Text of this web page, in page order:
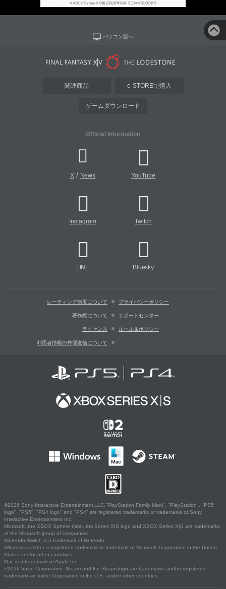
パソコン版へ
関連商品 e-STOREで購入
ゲームダウンロード
Official Information
X/ News YouTube
Instagram Twitch
LINE Bluesky
レーティング制度について プライバシーポリシー
著作権について サポートセンター
ライセンス ルール＆ポリシー
利用者情報の外部送信について
©2026 Sony Interactive Entertainment LLC."PlayStation Family Mark", "PlayStation", "PS5
logo", "PS5", "PS4 logo" and "PS4" are registered trademarks or trademarks of Sony
Interactive Entertainment Inc.
Microsoft, the XBOX Sphere mark, the Series X|S logo and XBOX Series X|S are trademarks
of the Microsoft group of companies.
Nintendo Switch is a trademark of Nintendo.
Windows is either a registered trademark or trademark of Microsoft Corporation in the United
States and/or other countries.
Mac is a trademark of Apple Inc.
©2026 Valve Corporation. Steam and the Steam logo are trademarks and/or registered
trademarks of Valve Corporation in the U.S. and/or other countries.